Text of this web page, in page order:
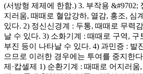
(서방형 제제에 한함.) 3. 부작용 &#9702;
지러움, 때때로 혈압강하, 열감, 홍조, 심
있다. 2) 정신신경계 : 두통, 때때로 무력
날 수 있다. 3) 소화기계 : 때때로 구역, 구
부진 등이 나타날 수 있다. 4) 과민증 : 발
으므로 이러한 경우에는 투여를 중지한
제·캅셀제 1) 순환기계 : 때때로 어지러